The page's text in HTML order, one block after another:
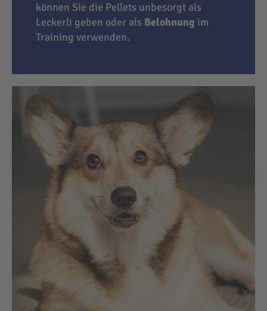
können Sie die Pellets unbesorgt als
Leckerli geben oder als Belohnung im
Training verwenden.